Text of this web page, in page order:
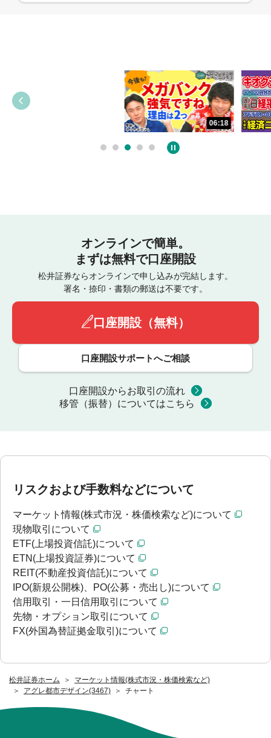
松井証券ホーム
マーケット情報(株式市況・株価検索など)
アグレ都市デザイン(3467)
チャート
06:18
オンラインで簡単。
まずは無料で口座開設
松井証券ならオンラインで申し込みが完結します。
署名・捺印・書類の郵送は不要です。
口座開設（無料）
口座開設サポートへご相談
口座開設からお取引の流れ
移管（振替）についてはこちら
リスクおよび手数料などについて
マーケット情報(株式市況・株価検索など)について
現物取引について
ETF(上場投資信託)について
ETN(上場投資証券)について
REIT(不動産投資信託)について
IPO(新規公開株)、PO(公募・売出し)について
信用取引・一日信用取引について
先物・オプション取引について
FX(外国為替証拠金取引)について